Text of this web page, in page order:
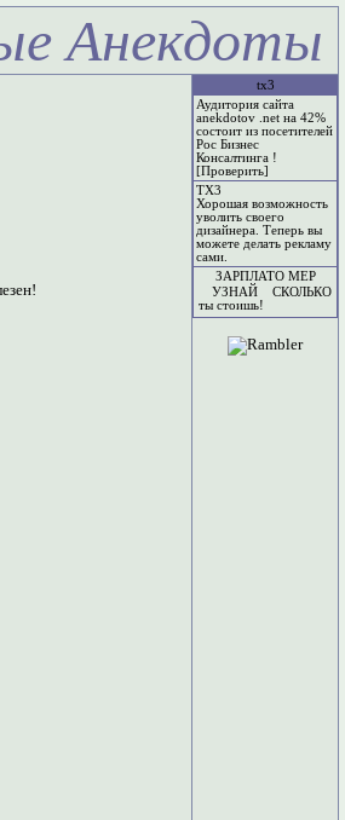
Анекдоты
tx3
Аудитория сайта
anekdotov .net на 42%
состоит из посетителей
Рос Бизнес
Консалтинга !
[Проверить]
TX3
Хорошая возможность
уволить своего
дизайнера. Теперь вы
можете делать рекламу
сами.
ЗАРПЛАТО МЕР
УЗНАЙ СКОЛЬКО
ты стоишь!